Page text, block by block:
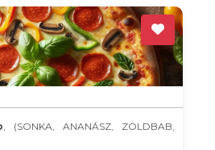
, (SONKA, ANANÁSZ, ZÖLDBAB,